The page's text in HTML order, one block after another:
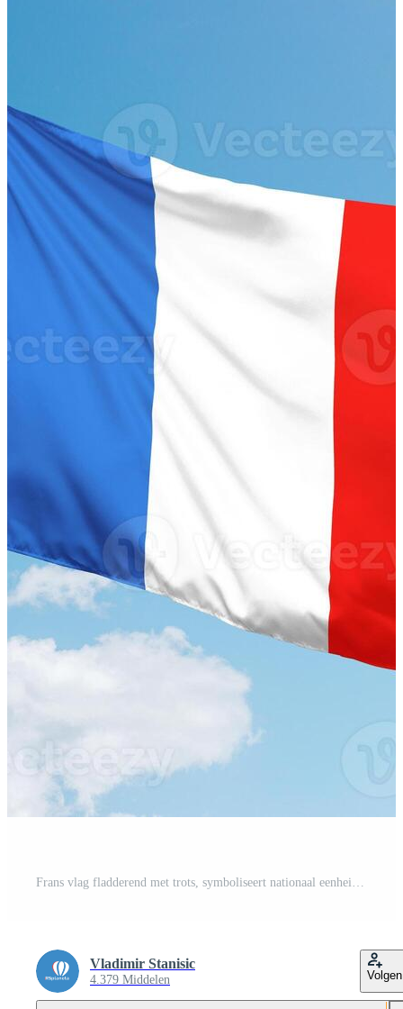
Frans vlag fladderend met trots, symboliseert nationaal eenheid en erfenis. de vlag blauw, wit, en rood strepen staan voor Frankrijk rijk geschiedenis en cultureel identiteit Pro Foto
Vladimir Stanisic
4.379 Middelen Volgen